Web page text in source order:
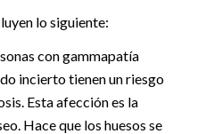
lo siguiente:
con gammapatía
incierto tienen un riesgo
Esta afección es la
Hace que los huesos se